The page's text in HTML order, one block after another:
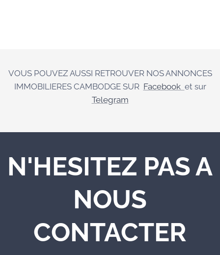
VOUS POUVEZ AUSSI RETROUVER NOS ANNONCES
IMMOBILIERES CAMBODGE SUR Facebook et sur
Telegram
N'HESITEZ PAS A
NOUS
CONTACTER